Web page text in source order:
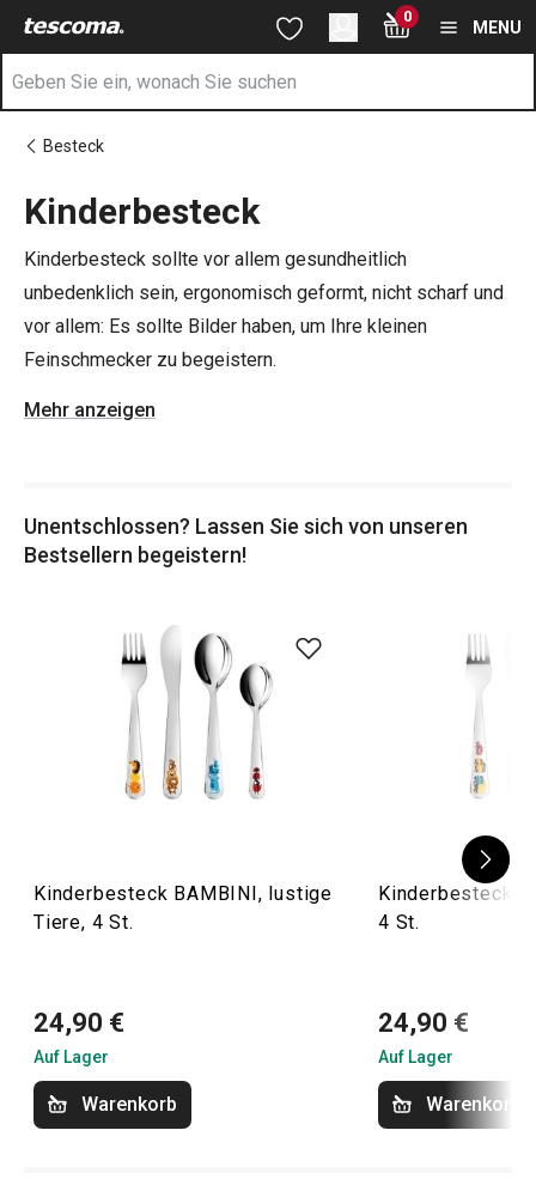
Sie befinden sich auf der Kinderbesteck Seite
Zum Hauptinhalt springen
Zur Suche springen
Zur Navigation springen 0
MENU
Besteck
Kinderbesteck
Kinderbesteck sollte vor allem gesundheitlich
unbedenklich sein, ergonomisch geformt, nicht scharf und
vor allem: Es sollte Bilder haben, um Ihre kleinen
Feinschmecker zu begeistern.
Tipp: Vergessen Sie nicht Ihre Lieblings-
Mehr anzeigen
Unentschlossen? Lassen Sie sich von unseren
Bestsellern begeistern!
Kinderbesteck BAMBINI, lustige
Tiere, 4 St.
24,90 €
Auf Lager
Warenkorb
Kinderbesteck
4 St.
24,90 €
Auf Lager
Warenkorb